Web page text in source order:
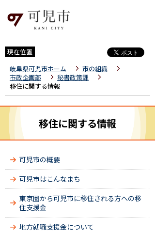
現在位置
岐阜県可児市ホーム
市の組織
市政企画部
秘書政策課
移住に関する情報
移住に関する情報
可児市の概要
可児市はこんなまち
東京圏から可児市に移住される方への移
住支援金
地方就職支援金について